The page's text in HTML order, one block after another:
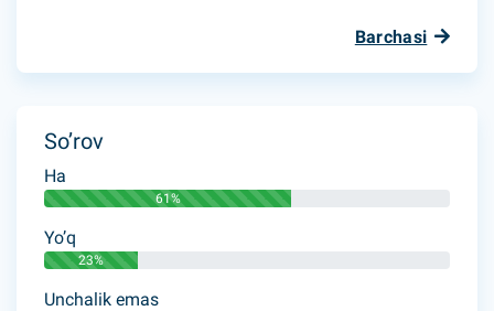
Barchasi
So’rov
Ha
61%
Yo’q
23%
Unchalik emas